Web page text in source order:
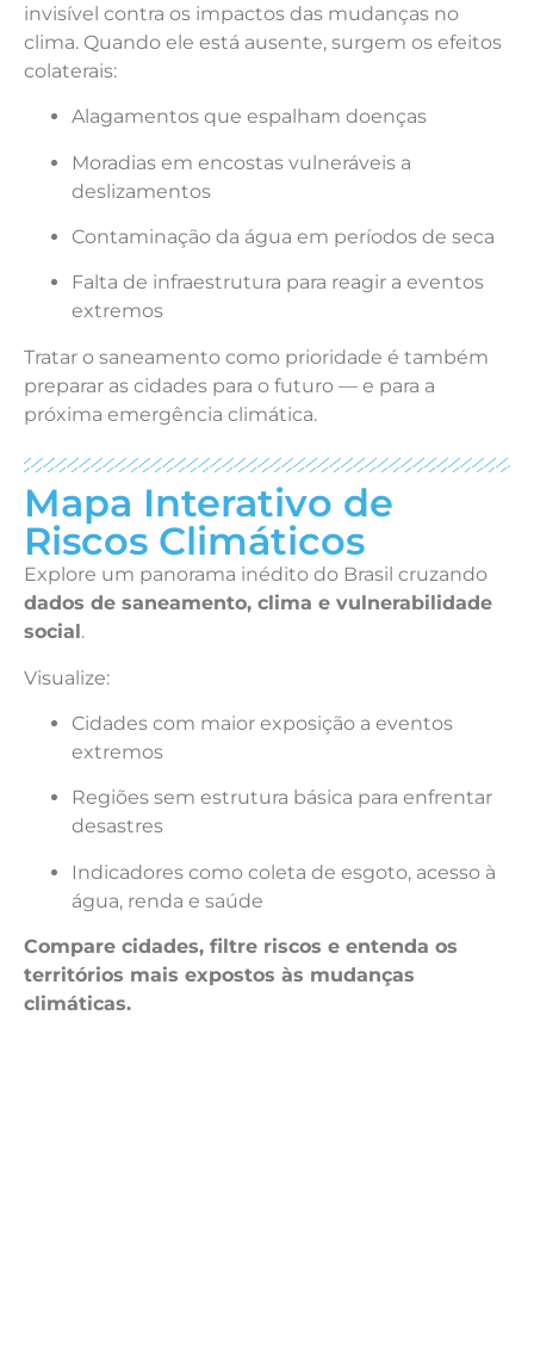
invisível contra os impactos das mudanças no
clima. Quando ele está ausente, surgem os efeitos
colaterais:
Alagamentos que espalham doenças
Moradias em encostas vulneráveis a
deslizamentos
Contaminação da água em períodos de seca
Falta de infraestrutura para reagir a eventos
extremos
Tratar o saneamento como prioridade é também
preparar as cidades para o futuro — e para a
próxima emergência climática.
Mapa Interativo de
Riscos Climáticos
Explore um panorama inédito do Brasil cruzando
dados de saneamento, clima e vulnerabilidade
social .
Visualize:
Cidades com maior exposição a eventos
extremos
Regiões sem estrutura básica para enfrentar
desastres
Indicadores como coleta de esgoto, acesso à
água, renda e saúde
Compare cidades, filtre riscos e entenda os
territórios mais expostos às mudanças
climáticas.